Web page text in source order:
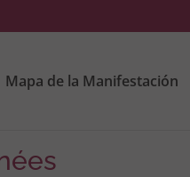
Mapa de la Manifestación